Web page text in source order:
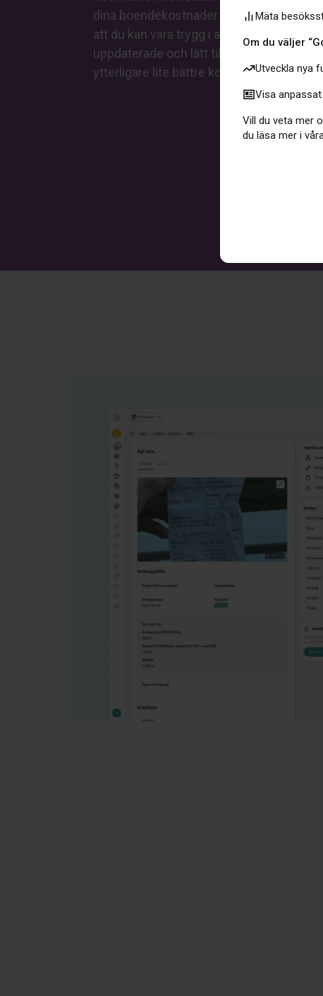
Mäta
Om du väljer
Utveckla nya
Visa
Vill du veta mer
du läsa mer i
dina boendekostnader varje månad
att du kan vara trygg i att dina
uppdaterade och lätt tillgängliga. Allt det
ytterligare lite bättre koll på din